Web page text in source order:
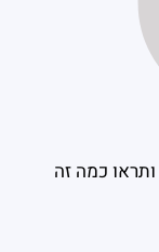
ותראו כמה זה